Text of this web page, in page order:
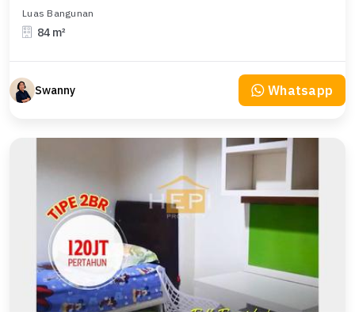
Luas Bangunan
84 m²
Swanny Whatsapp